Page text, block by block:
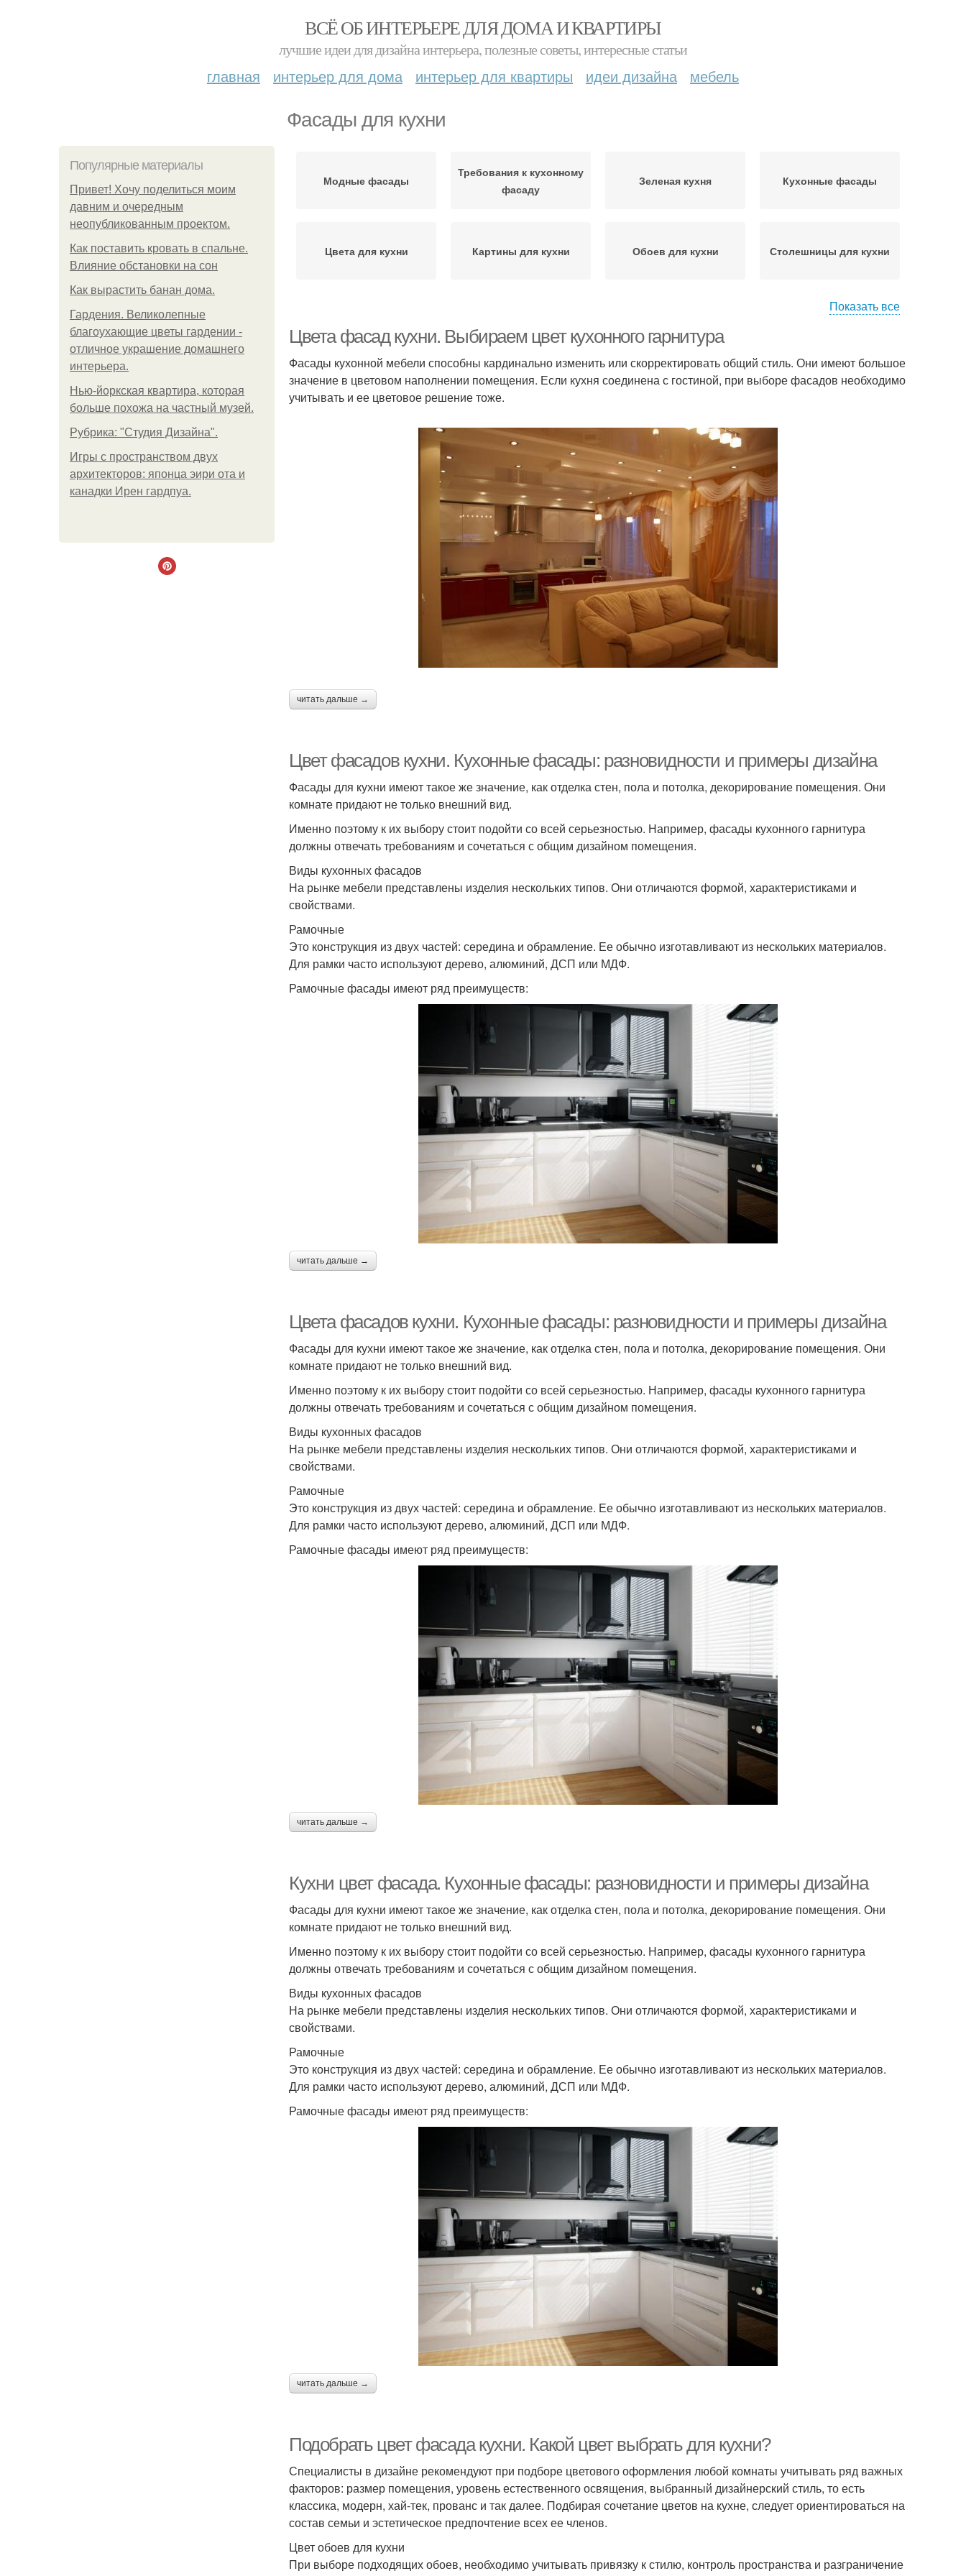
ВСЁ ОБ ИНТЕРЬЕРЕ ДЛЯ ДОМА И КВАРТИРЫ
лучшие идеи для дизайна интерьера, полезные советы, интересные статьи
главная интерьер для дома интерьер для квартиры идеи дизайна мебель
Фасады для кухни
Популярные материалы
Привет! Хочу поделиться моим
давним и очередным
неопубликованным проектом.
Как поставить кровать в спальне.
Влияние обстановки на сон
Как вырастить банан дома.
Гардения. Великолепные
благоухающие цветы гардении -
отличное украшение домашнего
интерьера.
Нью-йоркская квартира, которая
больше похожа на частный музей.
Рубрика: "Студия Дизайна".
Игры с пространством двух
архитекторов: японца эири ота и
канадки Ирен гардпуа.
Модные фасады
Требования к кухонному
фасаду
Зеленая кухня Кухонные фасады
Цвета для кухни Картины для кухни Обоев для кухни Столешницы для кухни
Фасады для кухонной
мебели
Фасады с основой
Пластик для кухни Кухни из пластика
Кухонная кухня Фасады из металла
Показать все
Цвета фасад кухни. Выбираем цвет кухонного гарнитура
Фасады кухонной мебели способны кардинально изменить или скорректировать общий стиль. Они имеют большое
значение в цветовом наполнении помещения. Если кухня соединена с гостиной, при выборе фасадов необходимо
учитывать и ее цветовое решение тоже.
читать дальше →
Цвет фасадов кухни. Кухонные фасады: разновидности и примеры дизайна
Фасады для кухни имеют такое же значение, как отделка стен, пола и потолка, декорирование помещения. Они
комнате придают не только внешний вид.
Именно поэтому к их выбору стоит подойти со всей серьезностью. Например, фасады кухонного гарнитура
должны отвечать требованиям и сочетаться с общим дизайном помещения.
Виды кухонных фасадов
На рынке мебели представлены изделия нескольких типов. Они отличаются формой, характеристиками и
свойствами.
Рамочные
Это конструкция из двух частей: середина и обрамление. Ее обычно изготавливают из нескольких материалов.
Для рамки часто используют дерево, алюминий, ДСП или МДФ.
Рамочные фасады имеют ряд преимуществ:
читать дальше →
Цвета фасадов кухни. Кухонные фасады: разновидности и примеры дизайна
Фасады для кухни имеют такое же значение, как отделка стен, пола и потолка, декорирование помещения. Они
комнате придают не только внешний вид.
Именно поэтому к их выбору стоит подойти со всей серьезностью. Например, фасады кухонного гарнитура
должны отвечать требованиям и сочетаться с общим дизайном помещения.
Виды кухонных фасадов
На рынке мебели представлены изделия нескольких типов. Они отличаются формой, характеристиками и
свойствами.
Рамочные
Это конструкция из двух частей: середина и обрамление. Ее обычно изготавливают из нескольких материалов.
Для рамки часто используют дерево, алюминий, ДСП или МДФ.
Рамочные фасады имеют ряд преимуществ:
читать дальше →
Кухни цвет фасада. Кухонные фасады: разновидности и примеры дизайна
Фасады для кухни имеют такое же значение, как отделка стен, пола и потолка, декорирование помещения. Они
комнате придают не только внешний вид.
Именно поэтому к их выбору стоит подойти со всей серьезностью. Например, фасады кухонного гарнитура
должны отвечать требованиям и сочетаться с общим дизайном помещения.
Виды кухонных фасадов
На рынке мебели представлены изделия нескольких типов. Они отличаются формой, характеристиками и
свойствами.
Рамочные
Это конструкция из двух частей: середина и обрамление. Ее обычно изготавливают из нескольких материалов.
Для рамки часто используют дерево, алюминий, ДСП или МДФ.
Рамочные фасады имеют ряд преимуществ:
читать дальше →
Подобрать цвет фасада кухни. Какой цвет выбрать для кухни?
Специалисты в дизайне рекомендуют при подборе цветового оформления любой комнаты учитывать ряд важных
факторов: размер помещения, уровень естественного освящения, выбранный дизайнерский стиль, то есть
классика, модерн, хай-тек, прованс и так далее. Подбирая сочетание цветов на кухне, следует ориентироваться на
состав семьи и эстетическое предпочтение всех ее членов.
Цвет обоев для кухни
При выборе подходящих обоев, необходимо учитывать привязку к стилю, контроль пространства и разграничение